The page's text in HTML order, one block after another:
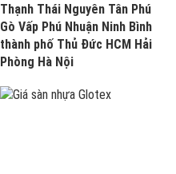
Thạnh Thái Nguyên Tân Phú
Gò Vấp Phú Nhuận Ninh Bình
thành phố Thủ Đức HCM Hải
Phòng Hà Nội